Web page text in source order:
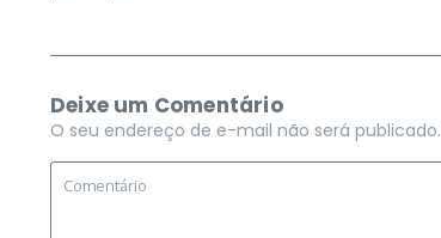
Deixe um Comentário
O seu endereço de e-mail não será publicado.